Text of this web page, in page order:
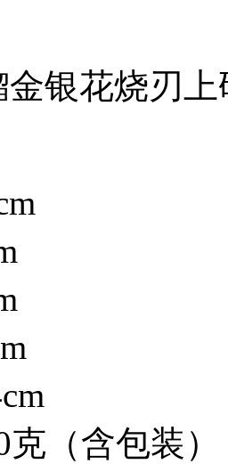
银花烧刃上
（含包装）